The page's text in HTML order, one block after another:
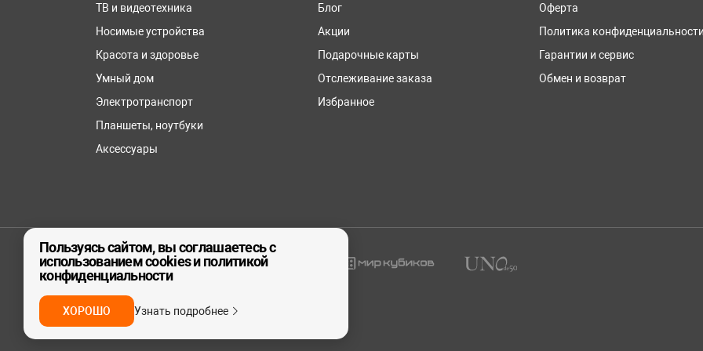
ТВ и видеотехника
Носимые устройства
Красота и здоровье
Умный дом
Электротранспорт
Планшеты, ноутбуки
Аксессуары
Блог
Акции
Подарочные карты
Отслеживание заказа
Избранное
Оферта
Политика
Гарантии и сервис
Обмен и возврат
© ООО «реСтор», 2026
Пользуясь сайтом, вы соглашаетесь с
использованием cookies и политикой
конфиденциальности
ХОРОШО Узнать подробнее